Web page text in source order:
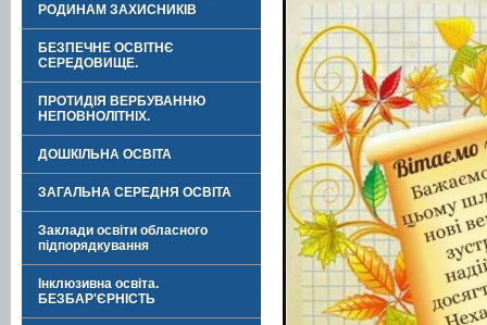
РОДИНАМ ЗАХИСНИКІВ
БЕЗПЕЧНЕ ОСВІТНЄ
СЕРЕДОВИЩЕ.
ПРОТИДІЯ ВЕРБУВАННЮ
НЕПОВНОЛІТНІХ.
ДОШКІЛЬНА ОСВІТА
ЗАГАЛЬНА СЕРЕДНЯ ОСВІТА
Заклади освіти обласного
підпорядкування
Інклюзивна освіта.
БЕЗБАР'ЄРНІСТЬ